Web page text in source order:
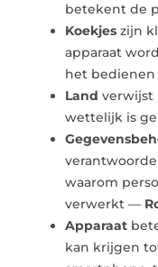
betekent de
Koekjes zijn
apparaat
het bedienen
Land verwijst
wettelijk is
waarom
verwerkt —
Apparaat
kan krijgen